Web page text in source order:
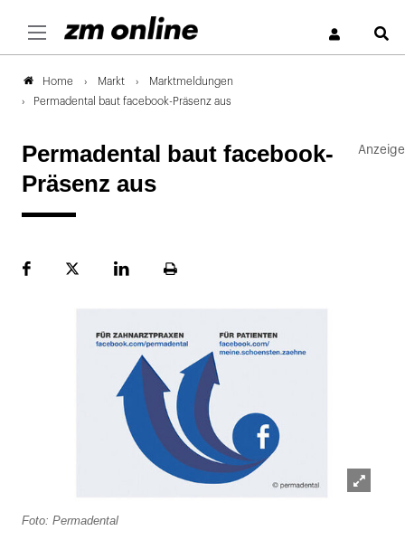
Home Markt
Marktmeldungen
Permadental baut facebook-Präsenz aus
Permadental baut facebook-
Präsenz aus
FacebookPlattformLinekdInSeite
Foto: Permadental